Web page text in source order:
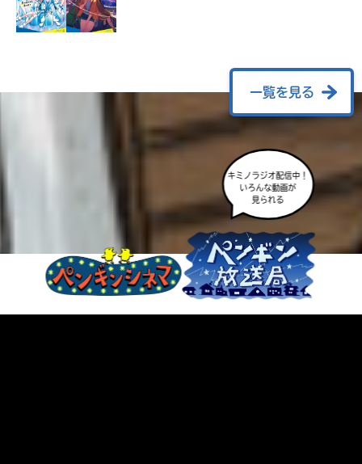
一覧を見る
キミノラジオ配信中！
いろんな動画が
見られる
も
度
み
て
ね
る